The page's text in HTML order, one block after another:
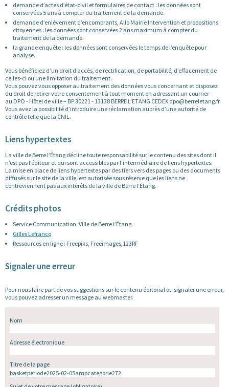
demande d’actes d’état-civil et formulaires de contact : les données sont
conservées 5 ans à compter du traitement de la demande.
demande d’enlèvement d’encombrants, Allo Mairie Intervention et propositions
citoyennes : les données sont conservées 2 ans maximum à compter du
traitement de la demande.
la grande enquête : les données sont conservées le temps de l’enquête pour
analyse.
Vous bénéficiez d’un droit d’accès, de rectification, de portabilité, d’effacement de
celles-ci ou une limitation du traitement.
Vous pouvez vous opposer au traitement des données vous concernant et disposez
du droit de retirer votre consentement à tout moment en adressant un courrier
au DPO - Hôtel de ville – BP 30221 - 13138 BERRE L’ETANG CEDEX dpo@berreletang.fr.
Vous avez la possibilité d’introduire une réclamation auprès d’une autorité de
contrôle telle que la CNIL.
Liens hypertextes
La ville de Berre l’Étang décline toute responsabilité sur le contenu des sites dont il
n’est pas l’éditeur et qui sont accessibles par l’intermédiaire de liens hypertextes.
La mise en place de liens hypertextes par des tiers vers des pages ou des documents
diffusés sur le site de la ville, est autorisée sous réserve que les liens ne
contreviennent pas aux intérêts de la ville de Berre l’Étang.
Crédits photos
Service Communication, Ville de Berre l’Étang.
Gilles Lefrancq
Ressources en ligne : Freepiks, Freeimages,123RF
Signaler une erreur
Pour nous faire part de vos suggestions sur le contenu éditorial ou signaler une erreur,
vous pouvez adresser un message au webmaster.
Nom
Adresse électronique
Titre de la page